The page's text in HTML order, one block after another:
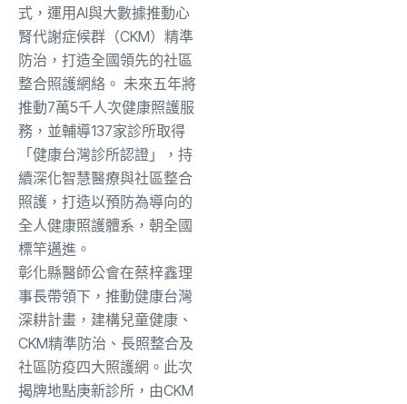
式，運用AI與大數據推動心
腎代謝症候群（CKM）精準
防治，打造全國領先的社區
整合照護網絡。 未來五年將
推動7萬5千人次健康照護服
務，並輔導137家診所取得
「健康台灣診所認證」，持
續深化智慧醫療與社區整合
照護，打造以預防為導向的
全人健康照護體系，朝全國
標竿邁進。
彰化縣醫師公會在蔡梓鑫理
事長帶領下，推動健康台灣
深耕計畫，建構兒童健康、
CKM精準防治、長照整合及
社區防疫四大照護網。此次
揭牌地點庚新診所，由CKM